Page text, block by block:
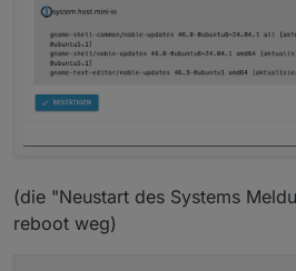
(die "Neustart des Systems
reboot weg)